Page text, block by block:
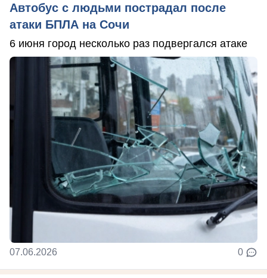
Автобус с людьми пострадал после
атаки БПЛА на Сочи
6 июня город несколько раз подвергался атаке
07.06.2026 0